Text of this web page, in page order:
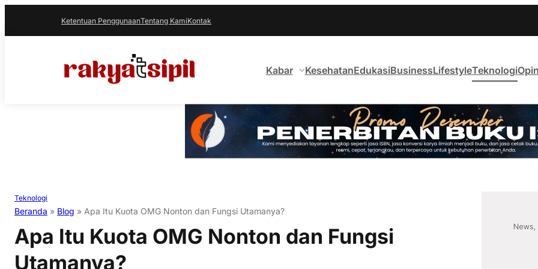
Ketentuan PenggunaanTentang KamiKontak
Kabar KesehatanEdukasiBusinessLifestyleTeknologi
Teknologi
Beranda » Blog » Apa Itu Kuota OMG Nonton dan Fungsi Utamanya?
Apa Itu Kuota OMG Nonton dan Fungsi
Utamanya?